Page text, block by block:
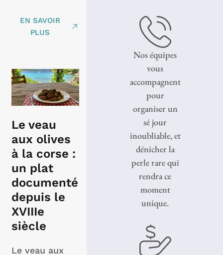
EN SAVOIR
PLUS
Le veau
aux olives
à la corse :
un plat
documenté
depuis le
XVIIIe
siècle
Le veau aux
Nos équipes
vous
accompagnent
pour
organiser un
sé jour
inoubliable, et
dénicher la
perle rare qui
rendra ce
moment
unique.